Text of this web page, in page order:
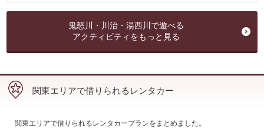
鬼怒川・川治・湯西川で遊べる
アクティビティをもっと見る
関東エリアで借りられるレンタカー
関東エリアで借りられるレンタカープランをまとめました。